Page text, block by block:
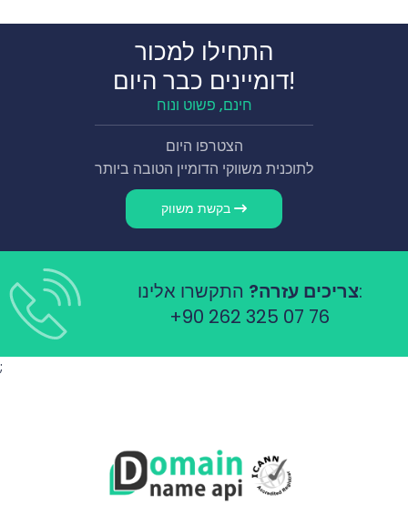
התחילו למכור
דומיינים כבר היום!
חינם, פשוט ונוח
הצטרפו היום
לתוכנית משווקי הדומיין הטובה ביותר
צריכים עזרה?התקשרו אלינו:
+90 262 325 07 76
;